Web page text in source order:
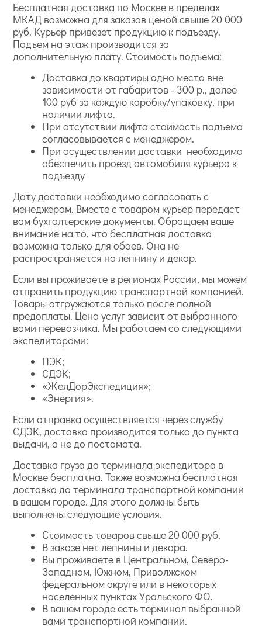
Бесплатная доставка по Москве в пределах
МКАД возможна для заказов ценой свыше 20 000
руб. Курьер привезет продукцию к подъезду.
Подъем на этаж производится за
дополнительную плату. Стоимость подъема:
Доставка до квартиры одно место вне
зависимости от габаритов - 300 р., далее
100 руб за каждую коробку/упаковку, при
наличии лифта.
При отсутствии лифта стоимость подъема
согласовывается с менеджером.
При осуществлении доставки необходимо
обеспечить проезд автомобиля курьера к
подъезду
Дату доставки необходимо согласовать с
менеджером. Вместе с товаром курьер передаст
вам бухгалтерские документы. Обращаем ваше
внимание на то, что бесплатная доставка
возможна только для обоев. Она не
распространяется на лепнину и декор.
Если вы проживаете в регионах России, мы можем
отправить продукцию транспортной компанией.
Товары отгружаются только после полной
предоплаты. Цена услуг зависит от выбранного
вами перевозчика. Мы работаем со следующими
экспедиторами:
ПЭК;
СДЭК;
«ЖелДорЭкспедиция»;
«Энергия».
Если отправка осуществляется через службу
СДЭК, доставка производится только до пункта
выдачи, а не до постамата.
Доставка груза до терминала экспедитора в
Москве бесплатна. Также возможна бесплатная
доставка до терминала транспортной компании
в вашем городе. Для этого должны быть
выполнены следующие условия.
Стоимость товаров свыше 20 000 руб.
В заказе нет лепнины и декора.
Вы проживаете в Центральном, Северо-
Западном, Южном, Приволжском
федеральном округе или в некоторых
населенных пунктах Уральского ФО.
В вашем городе есть терминал выбранной
вами транспортной компании.